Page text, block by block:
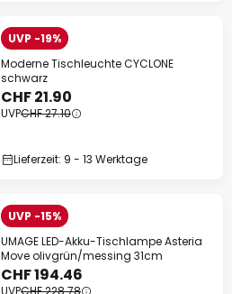
UVP -19%
Moderne Tischleuchte CYCLONE
schwarz
CHF 21.90
UVPCHF 27.10
Lieferzeit: 9 - 13 Werktage
UVP -15%
UMAGE LED-Akku-Tischlampe Asteria
Move olivgrün/messing 31cm
CHF 194.46
UVPCHF 228.78